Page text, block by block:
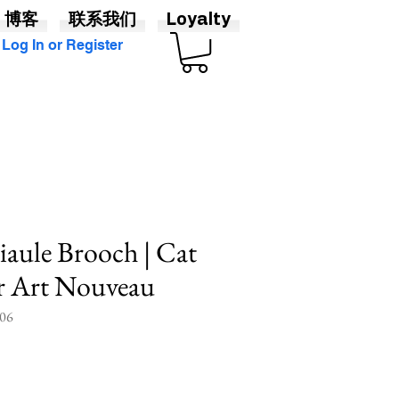
Log In or Register
Brooch | Cat
Art Nouveau
博客 联系我们 Loyalty